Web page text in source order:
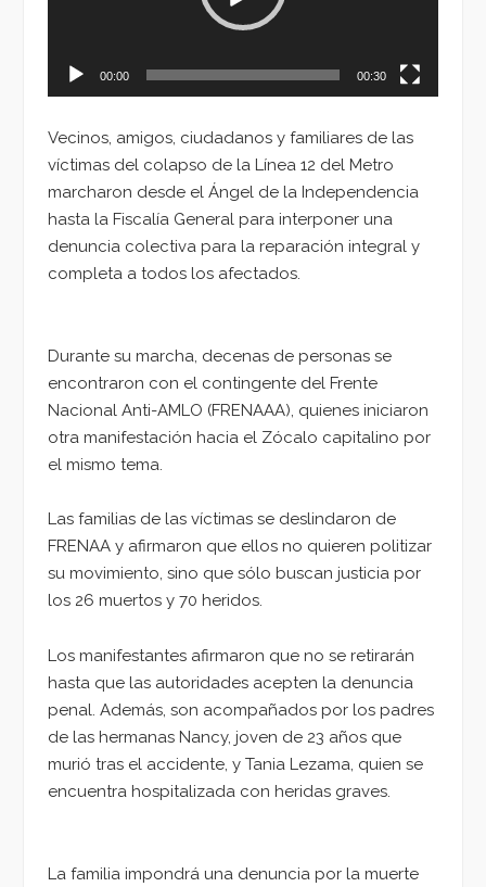
00:00 00:30
Vecinos, amigos, ciudadanos y familiares de las
víctimas del colapso de la Línea 12 del Metro
marcharon desde el Ángel de la Independencia
hasta la Fiscalía General para interponer una
denuncia colectiva para la reparación integral y
completa a todos los afectados.
Durante su marcha, decenas de personas se
encontraron con el contingente del Frente
Nacional Anti-AMLO (FRENAAA), quienes iniciaron
otra manifestación hacia el Zócalo capitalino por
el mismo tema.
Las familias de las víctimas se deslindaron de
FRENAA y afirmaron que ellos no quieren politizar
su movimiento, sino que sólo buscan justicia por
los 26 muertos y 70 heridos.
Los manifestantes afirmaron que no se retirarán
hasta que las autoridades acepten la denuncia
penal. Además, son acompañados por los padres
de las hermanas Nancy, joven de 23 años que
murió tras el accidente, y Tania Lezama, quien se
encuentra hospitalizada con heridas graves.
La familia impondrá una denuncia por la muerte